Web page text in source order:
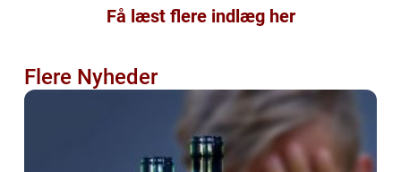
Få læst flere indlæg her
Flere Nyheder